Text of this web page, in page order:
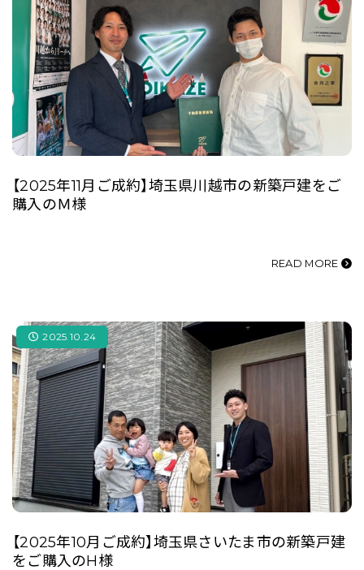
【2025年11月ご成約】埼玉県川越市の新築戸建をご
購入のＭ様
READ MORE
2025.10.24
【2025年10月ご成約】埼玉県さいたま市の新築戸建
をご購入のH様